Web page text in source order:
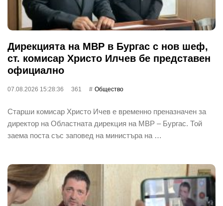
Дирекцията на МВР в Бургас с нов шеф,
ст. комисар Христо Илчев бе представен
официално
07.08.2026 15:28:36 361 Общество
Старши комисар Христо Ичев е временно преназначен за
директор на Областната дирекция на МВР – Бургас. Той
заема поста със заповед на министъра на …